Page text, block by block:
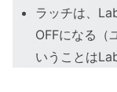
ラッチは、
OFFになる（
いうことは